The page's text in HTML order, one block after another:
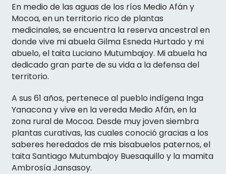
En medio de las aguas de los ríos Medio Afán y
Mocoa, en un territorio rico de plantas
medicinales, se encuentra la reserva ancestral en
donde vive mi abuela Gilma Esneda Hurtado y mi
abuelo, el taita Luciano Mutumbajoy. Mi abuela ha
dedicado gran parte de su vida a la defensa del
territorio.
A sus 61 años, pertenece al pueblo indígena Inga
Yanacona y vive en la vereda Medio Afán, en la
zona rural de Mocoa. Desde muy joven siembra
plantas curativas, las cuales conoció gracias a los
saberes heredados de mis bisabuelos paternos, el
taita Santiago Mutumbajoy Buesaquillo y la mamita
Ambrosía Jansasoy.